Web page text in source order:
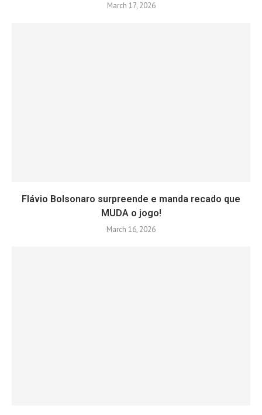
March 17, 2026
Flávio Bolsonaro surpreende e manda recado que
MUDA o jogo!
March 16, 2026